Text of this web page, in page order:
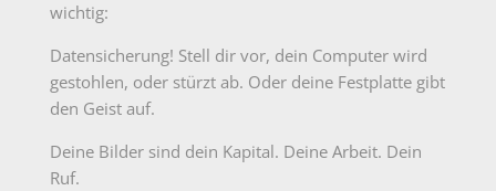
wichtig:
Datensicherung! Stell dir vor, dein Computer wird
gestohlen, oder stürzt ab. Oder deine Festplatte gibt
den Geist auf.
Deine Bilder sind dein Kapital. Deine Arbeit. Dein
Ruf.